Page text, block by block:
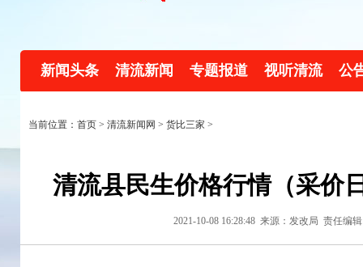
新闻头条 清流新闻 专题报道 视听清流 公
当前位置：首页 > 清流新闻网 > 货比三家 >
清流县民生价格行情（采价
2021-10-08 16:28:48 来源：发改局 责任编